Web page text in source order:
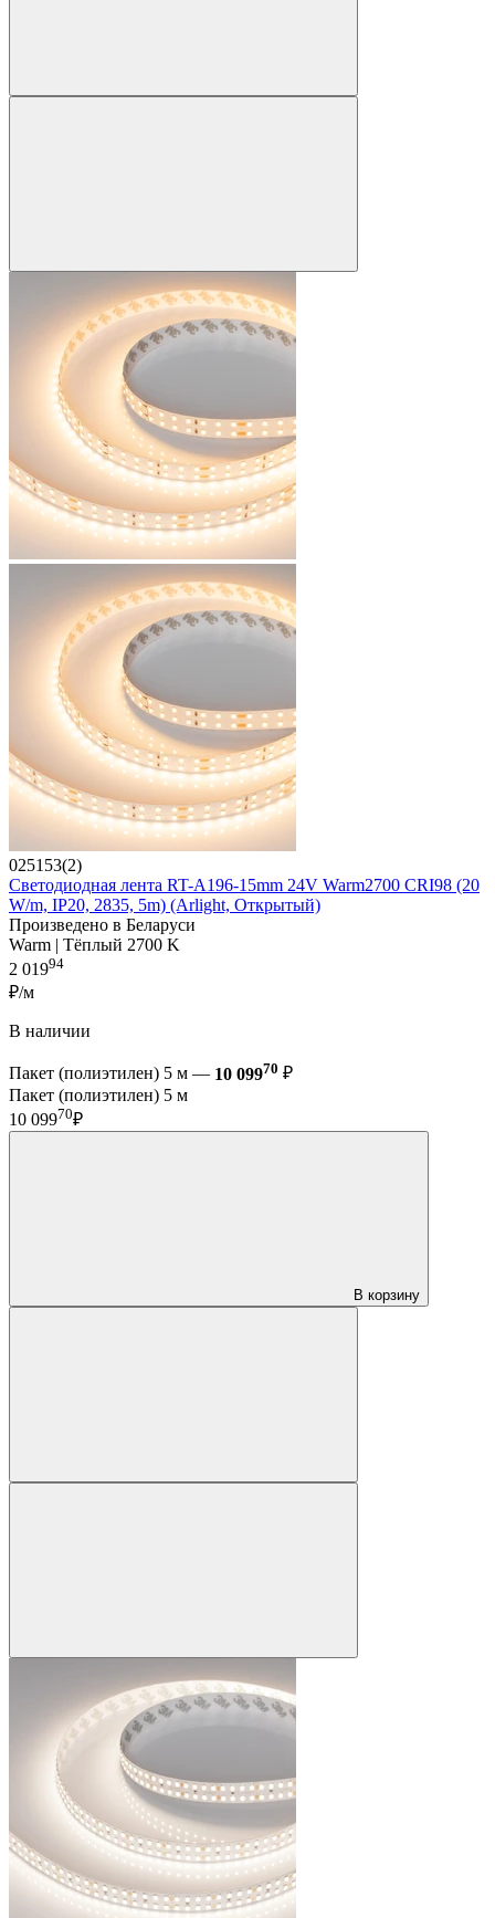
025153(2)
Светодиодная лента RT-A196-15mm 24V Warm2700 CRI98 (20
W/m, IP20, 2835, 5m) (Arlight, Открытый)
Произведено в Беларуси
Warm | Тёплый 2700 K
2 01994
₽/м
В наличии
Пакет (полиэтилен) 5 м — 10 09970 ₽
Пакет (полиэтилен) 5 м
10 09970₽
В корзину